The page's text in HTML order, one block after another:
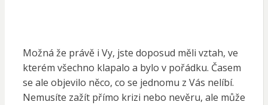
Možná že právě i Vy, jste doposud měli vztah, ve
kterém všechno klapalo a bylo v pořádku. Časem
se ale objevilo něco, co se jednomu z Vás nelíbí.
Nemusíte zažít přímo krizi nebo nevěru, ale může